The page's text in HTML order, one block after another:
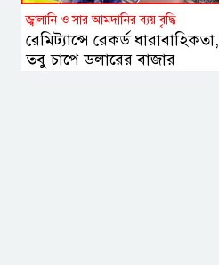
জ্বালানি ও সার আমদানির ব্যয় বৃদ্ধি
রেমিট্যান্সে রেকর্ড ধারাবাহিকতা,
তবু চাপে ডলারের বাজার